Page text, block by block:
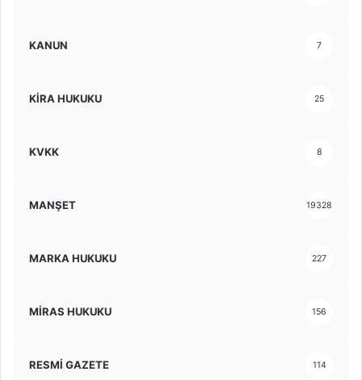
KANUN 7
KİRA HUKUKU 25
KVKK 8
MANŞET 19328
MARKA HUKUKU 227
MİRAS HUKUKU 156
RESMİ GAZETE 114